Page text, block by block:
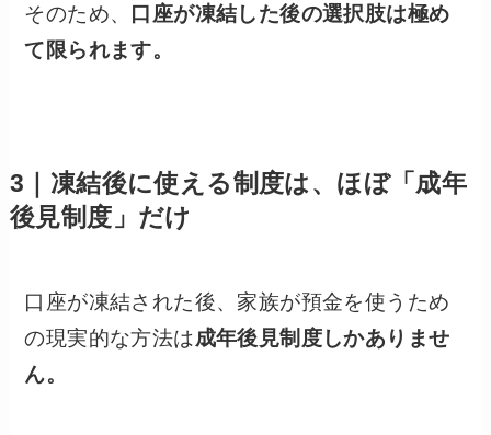
そのため、 口座が凍結した後の選択肢は極め
て限られます。
3｜凍結後に使える制度は、ほぼ「成年
後見制度」だけ
口座が凍結された後、家族が預金を使うため
の現実的な方法は成年後見制度しかありませ
ん。